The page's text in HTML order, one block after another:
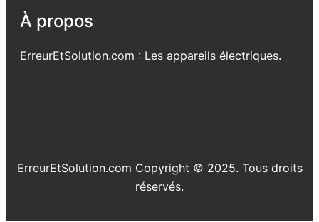
À propos
ErreurEtSolution.com : Les appareils électriques.
ErreurEtSolution.com Copyright © 2025. Tous droits
réservés.